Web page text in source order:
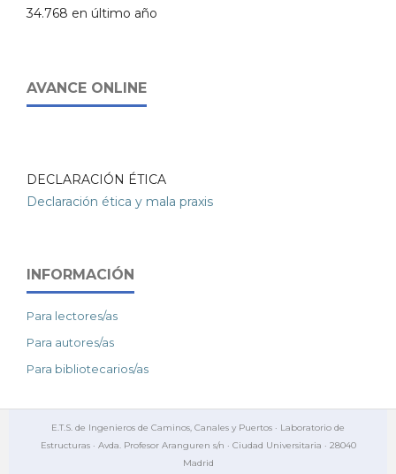
34.768 en último año
AVANCE ONLINE
DECLARACIÓN ÉTICA
Declaración ética y mala praxis
INFORMACIÓN
Para lectores/as
Para autores/as
Para bibliotecarios/as
E.T.S. de Ingenieros de Caminos, Canales y Puertos · Laboratorio de
Estructuras · Avda. Profesor Aranguren s/n · Ciudad Universitaria · 28040
Madrid